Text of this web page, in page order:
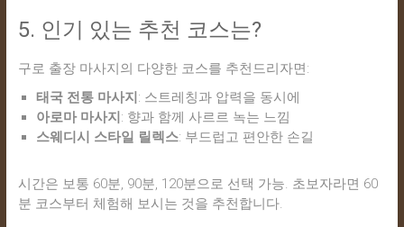
5. 인기 있는 추천 코스는?
구로 출장 마사지의 다양한 코스를 추천드리자면:
태국 전통 마사지 : 스트레칭과 압력을 동시에
아로마 마사지 : 향과 함께 사르르 녹는 느낌
스웨디시 스타일 릴렉스: 부드럽고 편안한 손길
시간은 보통 60분, 90분, 120분으로 선택 가능. 초보자라면 60
분 코스부터 체험해 보시는 것을 추천합니다.